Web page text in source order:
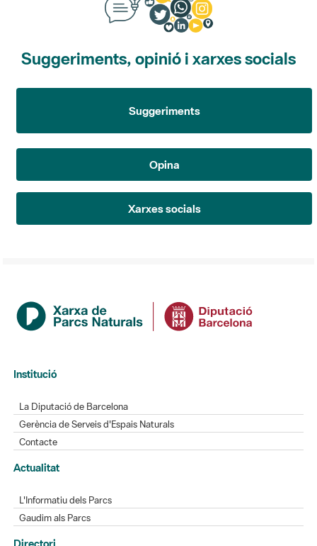
Suggeriments, opinió i xarxes socials
Suggeriments
Opina
Xarxes socials
Institució
La Diputació de Barcelona
Gerència de Serveis d'Espais Naturals
Contacte
Actualitat
L'Informatiu dels Parcs
Gaudim als Parcs